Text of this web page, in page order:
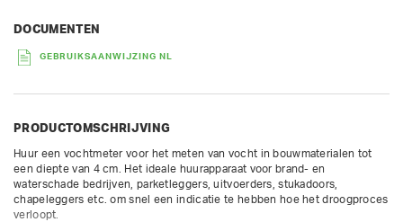
DOCUMENTEN
GEBRUIKSAANWIJZING NL
PRODUCTOMSCHRIJVING
Huur een vochtmeter voor het meten van vocht in bouwmaterialen tot
een diepte van 4 cm. Het ideale huurapparaat voor brand- en
waterschade bedrijven, parketleggers, uitvoerders, stukadoors,
chapeleggers etc. om snel een indicatie te hebben hoe het droogproces
verloopt.